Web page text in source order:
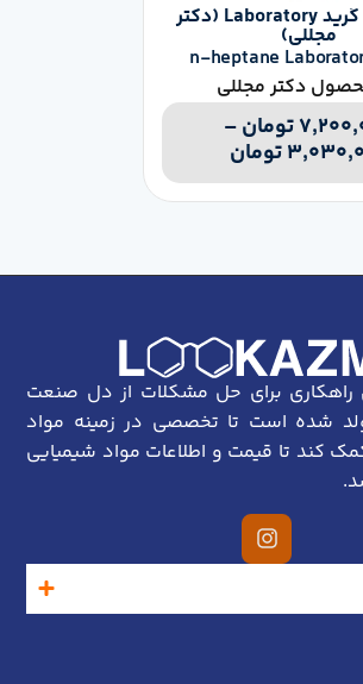
ان-هپتان گرید Laboratory (دکتر
مجللی)
n-heptane
دکتر مجللی
تومان–
تومان
راهکاری برای حل مشکلات از دل صنعت
شده است تا تخصصی در زمینه مواد
کند تا قیمت و اطلاعات مواد شیمیایی